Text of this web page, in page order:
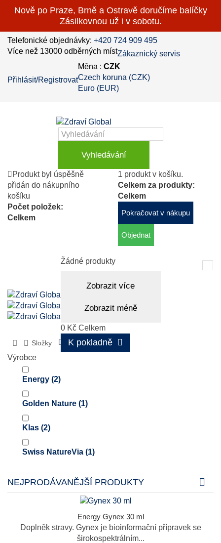
Nově po Praze, Brně a Ostravě doručíme balíčky
Zásilkovnou už i v sobotu.
Telefonické objednávky: +420 724 909 495
Více než 13000 odběrných místZákaznický servis
Přihlásit/Registrovat
Měna : CZK
Czech koruna (CZK)
Euro (EUR)
Vyhledávání
Košík
(prázdný)
Žádné produkty
Zobrazit více
Zobrazit méně
0 Kč Celkem
K pokladně
Produkt byl úspěšně
přidán do nákupního
košíku
Počet položek:
Celkem
1 produkt v košíku.
Celkem za produkty:
Celkem
Pokračovat v nákupu
Objednat
Složky Probiotika
Výrobce
Energy (2)
Golden Nature (1)
Klas (2)
Swiss NatureVia (1)
NEJPRODÁVANĚJŠÍ PRODUKTY
Energy Gynex 30 ml
Doplněk stravy. Gynex je bioinformační přípravek se
širokospektrálním...